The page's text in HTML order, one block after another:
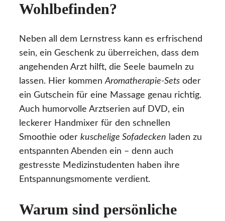
Wohlbefinden?
Neben all dem Lernstress kann es erfrischend
sein, ein Geschenk zu überreichen, dass dem
angehenden Arzt hilft, die Seele baumeln zu
lassen. Hier kommenAromatherapie-Sets oder
ein Gutschein für eine Massage genau richtig.
Auch humorvolle Arztserien auf DVD, ein
leckerer Handmixer für den schnellen
Smoothie oder kuschelige Sofadecken laden zu
entspannten Abenden ein – denn auch
gestresste Medizinstudenten haben ihre
Entspannungsmomente verdient.
Warum sind persönliche